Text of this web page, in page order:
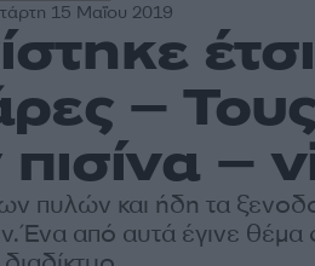
15 Μαΐου 2019
–
πισίνα –
πυλών και ήδη τα
Ένα από αυτά έγινε